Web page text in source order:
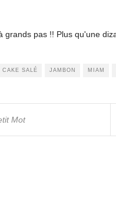
grands pas !! Plus qu'une
CAKE SALÉ JAMBON MIAM
Mot